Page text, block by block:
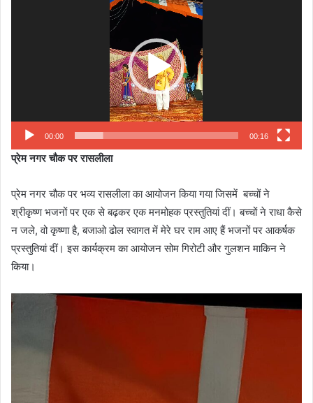
00:00 00:16
प्रेम नगर चौक पर रासलीला
प्रेम नगर चौक पर भव्य रासलीला का आयोजन किया गया जिसमें बच्चों ने
श्रीकृष्ण भजनों पर एक से बढ़कर एक मनमोहक प्रस्तुतियां दीं। बच्चों ने राधा कैसे
न जले, वो कृष्णा है, बजाओ ढोल स्वागत में मेरे घर राम आए हैं भजनों पर आकर्षक
प्रस्तुतियां दीं। इस कार्यक्रम का आयोजन सोम गिरोटी और गुलशन माकिन ने
किया।